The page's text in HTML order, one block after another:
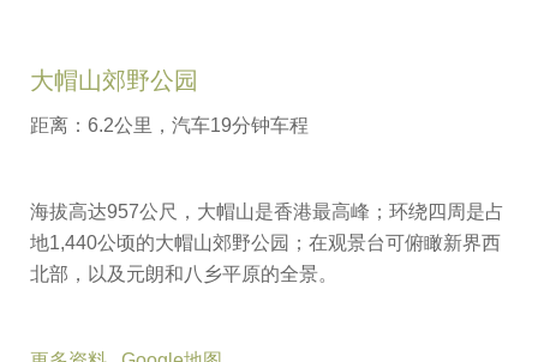
大帽山郊野公园
距离：6.2公里，汽车19分钟车程
海拔高达957公尺，大帽山是香港最高峰；环绕四周是占
地1,440公顷的大帽山郊野公园；在观景台可俯瞰新界西
北部，以及元朗和八乡平原的全景。